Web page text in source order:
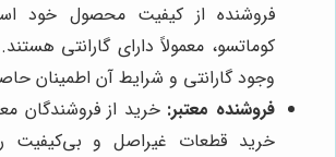
فروشنده از کیفیت محصول خود
کوماتسو، معمولاً دارای گارانتی
وجود گارانتی و شرایط آن اطمینان
فروشنده معتبر: خرید از فروشندگان
خرید قطعات غیراصل و